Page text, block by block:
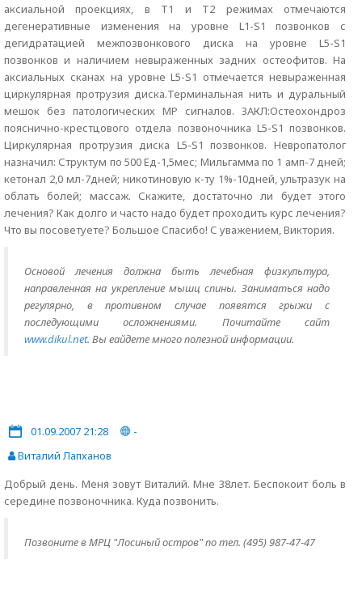
аксиальной проекциях, в Т1 и Т2 режимах отмечаются
дегенеративные изменения на уровне L1-S1 позвонков с
дегидратацией межпозвонкового диска на уровне L5-S1
позвонков и наличием невыраженных задних остеофитов. На
аксиальных сканах на уровне L5-S1 отмечается невыраженная
циркулярная протрузия диска.Терминальная нить и дуральный
мешок без патологических МР сигналов. ЗАКЛ:Остеохондроз
пояснично-крестцового отдела позвоночника L5-S1 позвонков.
Циркулярная протрузия диска L5-S1 позвонков. Невропатолог
назначил: Структум по 500 Ед-1,5мес; Мильгамма по 1 амп-7 дней;
кетонал 2,0 мл-7дней; никотиновую к-ту 1%-10дней, ультразук на
облать болей; массаж. Скажите, достаточно ли будет этого
лечения? Как долго и часто надо будет проходить курс лечения?
Что вы посоветуете? Большое Спасибо! С уважением, Виктория.
Основой лечения должна быть лечебная физкультура,
направленная на укрепление мышц спины. Заниматься надо
регулярно, в противном случае появятся грыжи с
последующими осложнениями. Почитайте сайт
www.dikul.net. Вы еайдете много полезной информации.
01.09.2007 21:28
-
Виталий Лапханов
Добрый день. Меня зовут Виталий. Мне 38лет. Беспокоит боль в
середине позвоночника. Куда позвонить.
Позвоните в МРЦ "Лосиный остров" по тел. (495) 987-47-47